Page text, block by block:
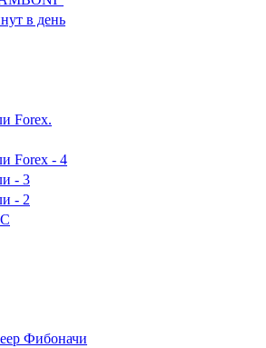
в день
Forex.
Forex - 4
- 3
- 2
Фибоначи